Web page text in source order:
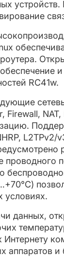
RС41w.
Firewall,
условиях.
данных,
аппаратов